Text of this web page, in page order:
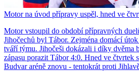
Motor na úvod přípravy uspěl, hned ve
Motor vstoupil do období přípravných
Jihočechů byl Tábor. Zejména domácí
tváří týmu. Jihočeši dokázali i díky dvěma
zápasu porazit Tábor 4:0. Hned ve čtvrtek
Budvar aréně znovu - tentokrát proti